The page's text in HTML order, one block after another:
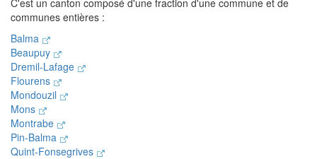
C'est un canton composé d'une fraction d'une commune et de
communes entières :
Balma
Beaupuy
Dremil-Lafage
Flourens
Mondouzil
Mons
Montrabe
Pin-Balma
Quint-Fonsegrives